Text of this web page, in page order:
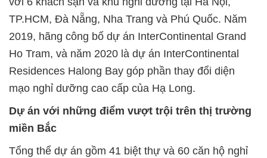
TP.HCM, Đà Nẵng, Nha Trang và Phú Quốc. Năm
2019, hãng công bố dự án InterContinental Grand
Ho Tram, và năm 2020 là dự án InterContinental
Residences Halong Bay góp phần thay đổi diện
mạo nghỉ dưỡng cao cấp của Hạ Long.
Dự án với những điểm vượt trội trên thị trường
miền Bắc
Tổng thể dự án gồm 41 biệt thự và 60 căn hộ nghỉ